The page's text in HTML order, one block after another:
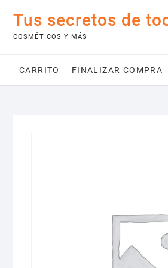
contenido
Tus secretos de
COSMÉTICOS Y MÁS
CARRITO FINALIZAR COMPRA